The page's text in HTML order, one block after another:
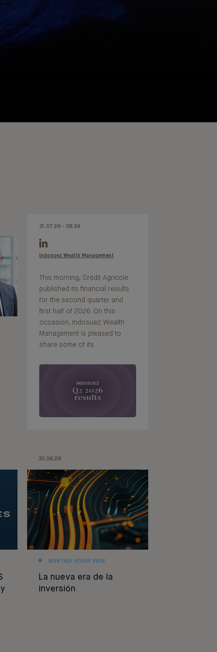
31.07.26 - 08:34
Indosuez Wealth Management
This morning, Crédit Agricole
published its financial results
for the second quarter and
first half of 2026. On this
occasion, Indosuez Wealth
Management is pleased to
share some of its
30.06.26
MONTHLY HOUSE VIEW
La nueva era de la
inversión